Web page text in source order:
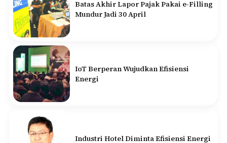
Batas Akhir Lapor Pajak Pakai e-Filling
Mundur Jadi 30 April
IoT Berperan Wujudkan Efisiensi
Energi
Industri Hotel Diminta Efisiensi Energi